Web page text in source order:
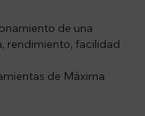
de una
rendimiento, facilidad
de Máxima